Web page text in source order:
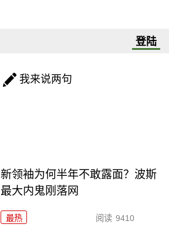
登陆
我来说两句
新领袖为何半年不敢露面？波斯
最大内鬼刚落网
最热 阅读 9410